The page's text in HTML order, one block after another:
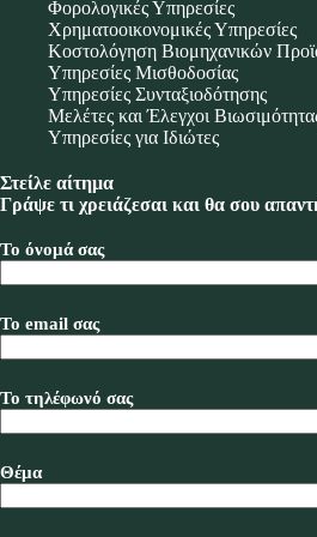
Φορολογικές Υπηρεσίες
Χρηματοοικονομικές Υπηρεσίες
Κοστολόγηση Βιομηχανικών
Υπηρεσίες Μισθοδοσίας
Υπηρεσίες Συνταξιοδότησης
Μελέτες και Έλεγχοι
Υπηρεσίες για Ιδιώτες
Στείλε αίτημα
Γράψε τι χρειάζεσαι και θα σου
Το όνομά σας
Το email σας
Το τηλέφωνό σας
Θέμα